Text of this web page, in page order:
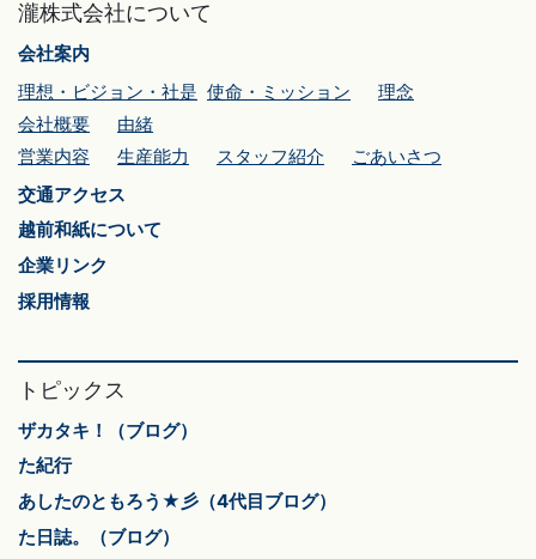
瀧株式会社について
会社案内
理想・ビジョン・社是 使命・ミッション
理念
会社概要
由緒
営業内容
生産能力 スタッフ紹介
ごあいさつ
交通アクセス
越前和紙について
企業リンク
採用情報
トピックス
ザカタキ！（ブログ）
た紀行
あしたのともろう★彡（4代目ブログ）
た日誌。（ブログ）